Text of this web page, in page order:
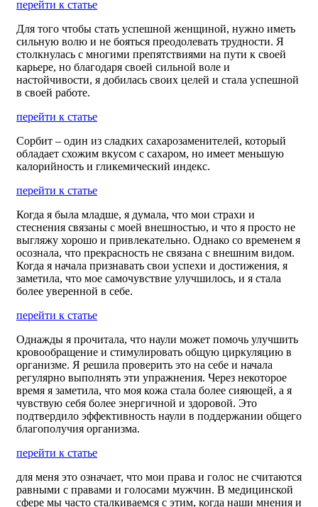
перейти к статье
Для того чтобы стать успешной женщиной, нужно иметь
сильную волю и не бояться преодолевать трудности. Я
столкнулась с многими препятствиями на пути к своей
карьере, но благодаря своей сильной воле и
настойчивости, я добилась своих целей и стала успешной
в своей работе.
перейти к статье
Сорбит – один из сладких сахарозаменителей, который
обладает схожим вкусом с сахаром, но имеет меньшую
калорийность и гликемический индекс.
перейти к статье
Когда я была младше, я думала, что мои страхи и
стеснения связаны с моей внешностью, и что я просто не
выгляжу хорошо и привлекательно. Однако со временем я
осознала, что прекрасность не связана с внешним видом.
Когда я начала признавать свои успехи и достижения, я
заметила, что мое самочувствие улучшилось, и я стала
более уверенной в себе.
перейти к статье
Однажды я прочитала, что наули может помочь улучшить
кровообращение и стимулировать общую циркуляцию в
организме. Я решила проверить это на себе и начала
регулярно выполнять эти упражнения. Через некоторое
время я заметила, что моя кожа стала более сияющей, а я
чувствую себя более энергичной и здоровой. Это
подтвердило эффективность наули в поддержании общего
благополучия организма.
перейти к статье
для меня это означает, что мои права и голос не считаются
равными с правами и голосами мужчин. В медицинской
сфере мы часто сталкиваемся с этим, когда наши мнения и